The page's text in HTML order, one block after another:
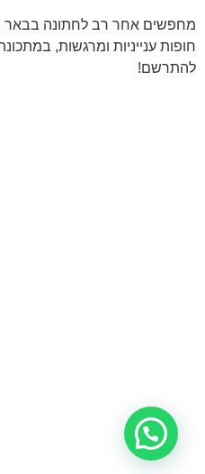
מחפשים אחר רב לחתונה בבאר
חופות ענייניות ומרגשות,
להתרשם!